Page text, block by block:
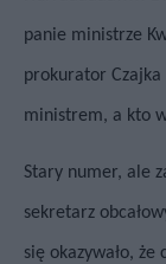
panie ministrze
prokurator
ministrem, a kto
Stary numer, ale
sekretarz
się okazywało, że